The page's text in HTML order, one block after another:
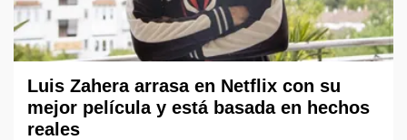
Luis Zahera arrasa en Netflix con su
mejor película y está basada en hechos
reales